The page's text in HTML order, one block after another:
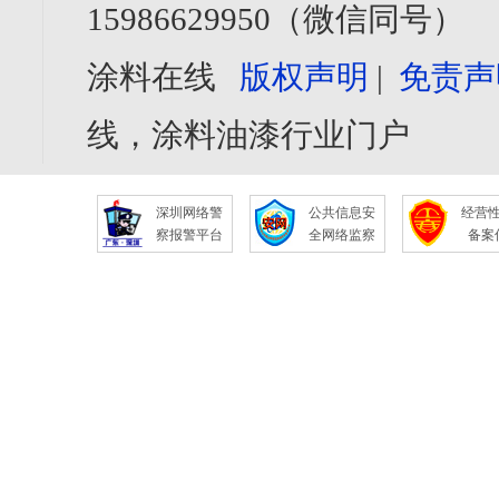
15986629950（微信同号）
涂料在线 版权声明 | 免责
线，涂料油漆行业门户
深圳网络警
察报警平台
公共信息安
全网络监察
经营
备案